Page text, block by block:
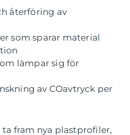
återföring av
som sparar material
lämpar sig för
av COavtryck per
fram nya plastprofiler,